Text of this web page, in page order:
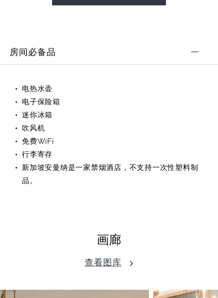
房间必备品
电热水壶
电子保险箱
迷你冰箱
吹风机
免费WiFi
行李寄存
新加坡安曼纳是一家禁烟酒店，不支持一次性塑料制
品。
画廊
查看图库